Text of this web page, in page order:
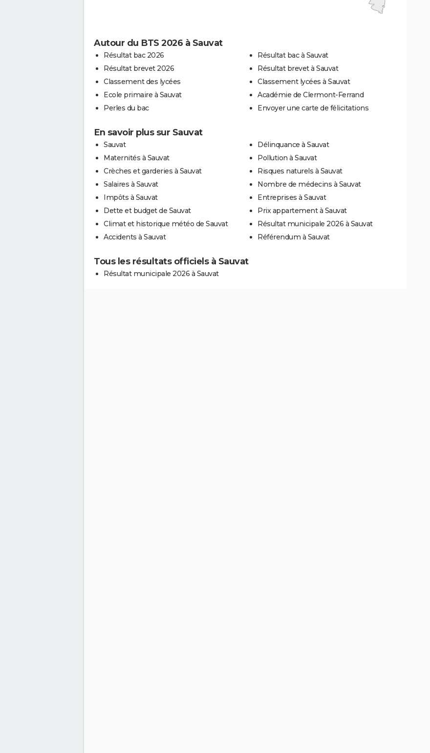
Autour du BTS 2026 à Sauvat
Résultat bac 2026
Résultat brevet 2026
Classement des lycées
Ecole primaire à Sauvat
Perles du bac
Résultat bac à Sauvat
Résultat brevet à Sauvat
Classement lycées à Sauvat
Académie de Clermont-Ferrand
Envoyer une carte de félicitations
En savoir plus sur Sauvat
Sauvat
Maternités à Sauvat
Crèches et garderies à Sauvat
Salaires à Sauvat
Impôts à Sauvat
Dette et budget de Sauvat
Climat et historique météo de Sauvat
Accidents à Sauvat
Délinquance à Sauvat
Pollution à Sauvat
Risques naturels à Sauvat
Nombre de médecins à Sauvat
Entreprises à Sauvat
Prix appartement à Sauvat
Résultat municipale 2026 à Sauvat
Référendum à Sauvat
Tous les résultats officiels à Sauvat
Résultat municipale 2026 à Sauvat